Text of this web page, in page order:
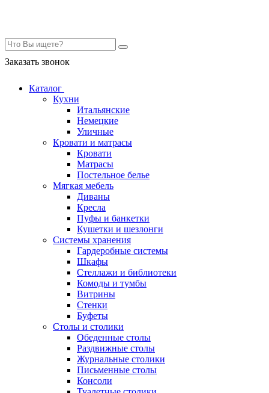
Заказать звонок
Каталог
Кухни
Итальянские
Немецкие
Уличные
Кровати и матрасы
Кровати
Матрасы
Постельное белье
Мягкая мебель
Диваны
Кресла
Пуфы и банкетки
Кушетки и шезлонги
Системы хранения
Гардеробные системы
Шкафы
Стеллажи и библиотеки
Комоды и тумбы
Витрины
Стенки
Буфеты
Столы и столики
Обеденные столы
Раздвижные столы
Журнальные столики
Письменные столы
Консоли